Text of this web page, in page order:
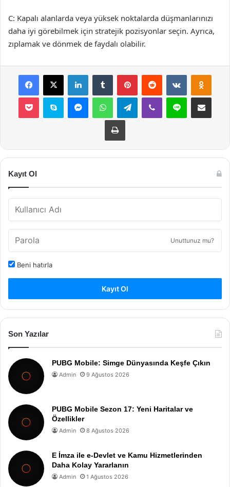
C: Kapalı alanlarda veya yüksek noktalarda düşmanlarınızı
daha iyi görebilmek için stratejik pozisyonlar seçin. Ayrıca,
zıplamak ve dönmek de faydalı olabilir.
Facebook
X LinkedInTumblr PinterestReddit VKontakte
Pocket Skype MessengerWhatsAppTelegramViber Line E-Posta ile
Yazdır
Kayıt Ol
Unuttunuz mu?
Beni hatırla
Kayıt Ol
Son Yazılar
PUBG Mobile: Simge Dünyasında Keşfe Çıkın
Admin 9 Ağustos 2026
PUBG Mobile Sezon 17: Yeni Haritalar ve
Özellikler
Admin 8 Ağustos 2026
E İmza ile e-Devlet ve Kamu Hizmetlerinden
Daha Kolay Yararlanın
Admin 1 Ağustos 2026